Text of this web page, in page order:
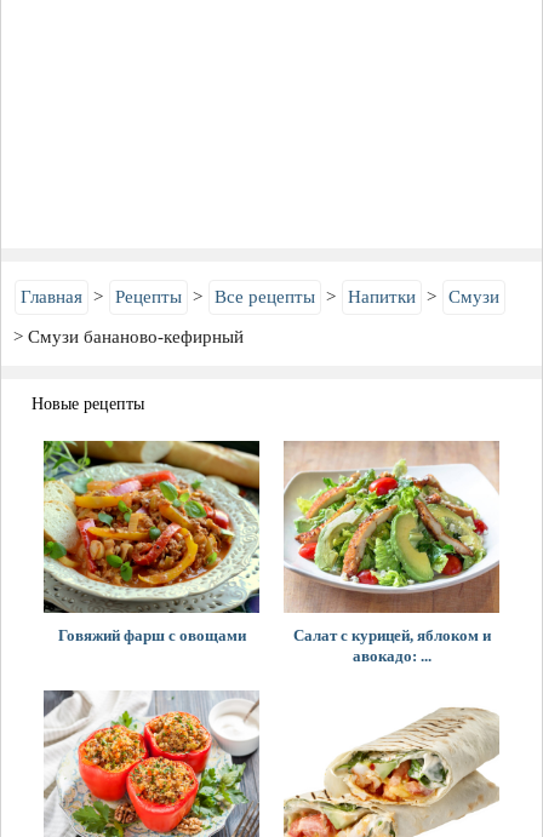
Главная Рецепты Все рецепты Напитки Смузи
Смузи бананово-кефирный
Новые рецепты
Говяжий фарш с овощами
Салат с курицей, яблоком и
авокадо: ...